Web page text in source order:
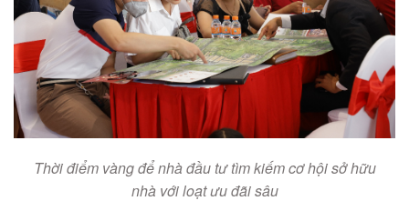
Thời điểm vàng để nhà đầu tư tìm kiếm cơ hội sở hữu
nhà với loạt ưu đãi sâu